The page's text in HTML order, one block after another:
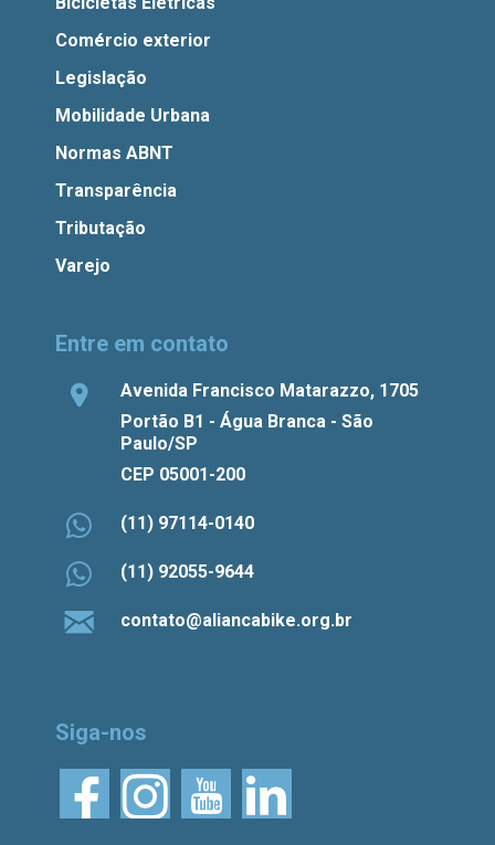
Comércio exterior
Legislação
Mobilidade Urbana
Normas ABNT
Transparência
Tributação
Varejo
Entre em contato
Avenida Francisco Matarazzo, 1705
Portão B1 - Água Branca - São
Paulo/SP
CEP 05001-200
(11) 97114-0140
(11) 92055-9644
contato@aliancabike.org.br
Siga-nos